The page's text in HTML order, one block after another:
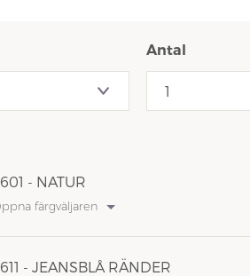
Antal
- NATUR
färgväljaren
- JEANSBLÅ RÄNDER